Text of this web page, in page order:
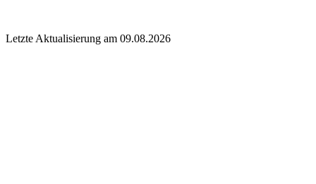
Letzte Aktualisierung am 09.08.2026